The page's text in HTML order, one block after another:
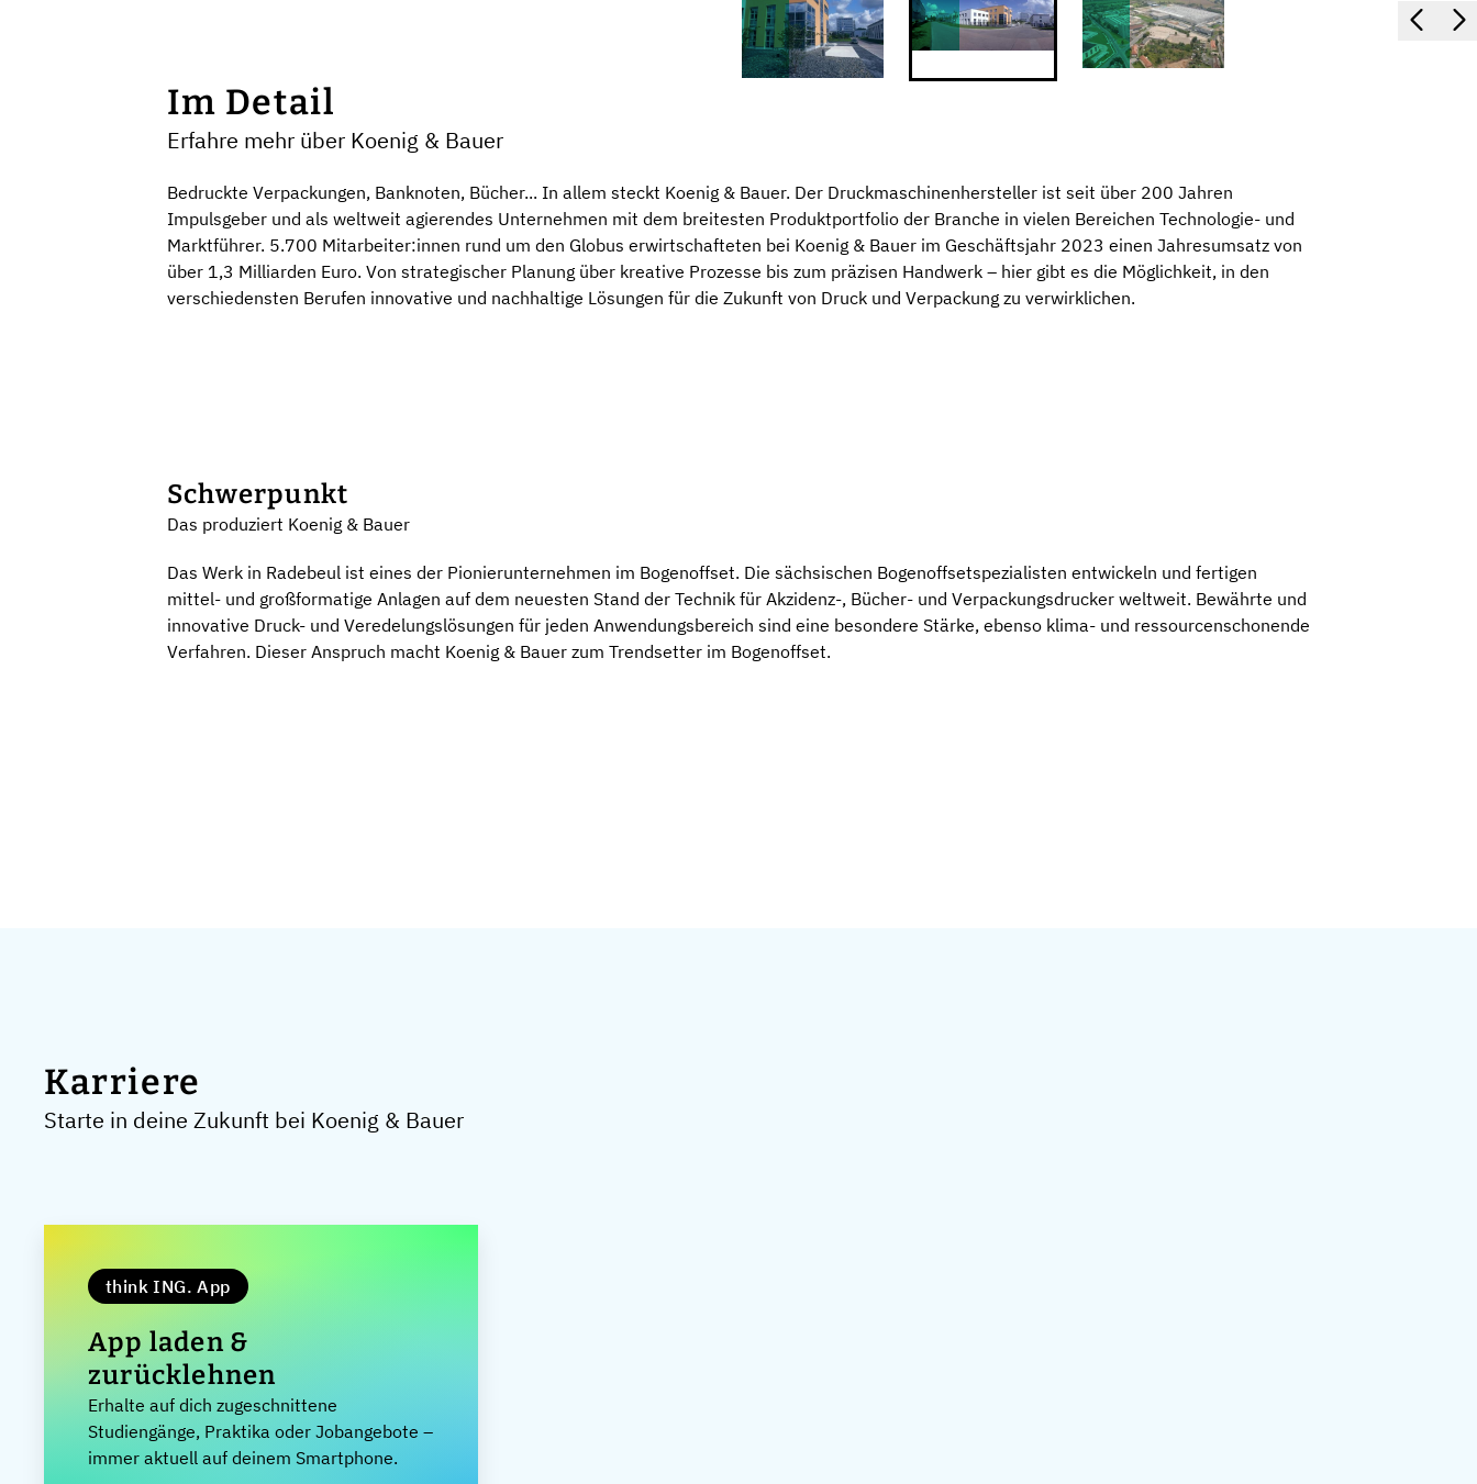
Im Detail
Erfahre mehr über Koenig & Bauer
Bedruckte Verpackungen, Banknoten, Bücher... In allem steckt Koenig & Bauer. Der Druckmaschinenhersteller ist seit über 200 Jahren
Impulsgeber und als weltweit agierendes Unternehmen mit dem breitesten Produktportfolio der Branche in vielen Bereichen Technologie- und
Marktführer. 5.700 Mitarbeiter:innen rund um den Globus erwirtschafteten bei Koenig & Bauer im Geschäftsjahr 2023 einen Jahresumsatz von
über 1,3 Milliarden Euro. Von strategischer Planung über kreative Prozesse bis zum präzisen Handwerk – hier gibt es die Möglichkeit, in den
verschiedensten Berufen innovative und nachhaltige Lösungen für die Zukunft von Druck und Verpackung zu verwirklichen.
Schwerpunkt
Das produziert Koenig & Bauer
Das Werk in Radebeul ist eines der Pionierunternehmen im Bogenoffset. Die sächsischen Bogenoffsetspezialisten entwickeln und fertigen
mittel- und großformatige Anlagen auf dem neuesten Stand der Technik für Akzidenz-, Bücher- und Verpackungsdrucker weltweit. Bewährte und
innovative Druck- und Veredelungslösungen für jeden Anwendungsbereich sind eine besondere Stärke, ebenso klima- und ressourcenschonende
Verfahren. Dieser Anspruch macht Koenig & Bauer zum Trendsetter im Bogenoffset.
Karriere
Starte in deine Zukunft bei Koenig & Bauer
think ING. App
App laden &
zurücklehnen
Erhalte auf dich zugeschnittene
Studiengänge, Praktika oder Jobangebote –
immer aktuell auf deinem Smartphone.